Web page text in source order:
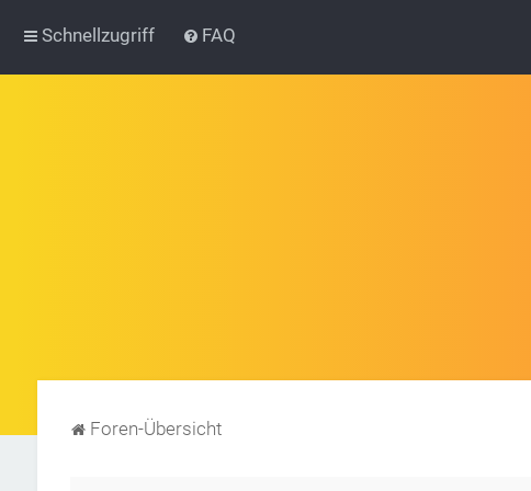
Schnellzugriff FAQ
Foren-Übersicht